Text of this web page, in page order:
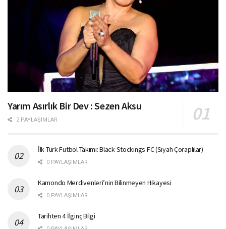
Yarım Asırlık Bir Dev : Sezen Aksu
2 PAYLAŞIMLAR
İlk Türk Futbol Takımı: Black Stockings FC (Siyah Çoraplılar)
0 PAYLAŞIMLAR
Kamondo Merdivenleri’nin Bilinmeyen Hikayesi
0 PAYLAŞIMLAR
Tarihten 4 İlginç Bilgi